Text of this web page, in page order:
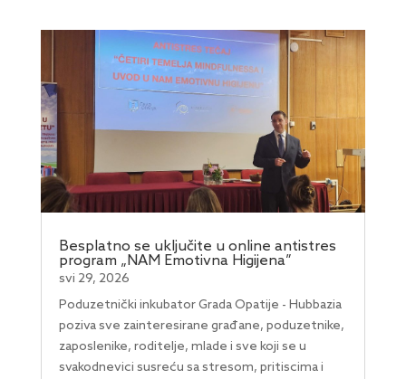
Besplatno se uključite u online antistres
program „NAM Emotivna Higijena”
svi 29, 2026
Poduzetnički inkubator Grada Opatije - Hubbazia
poziva sve zainteresirane građane, poduzetnike,
zaposlenike, roditelje, mlade i sve koji se u
svakodnevici susreću sa stresom, pritiscima i